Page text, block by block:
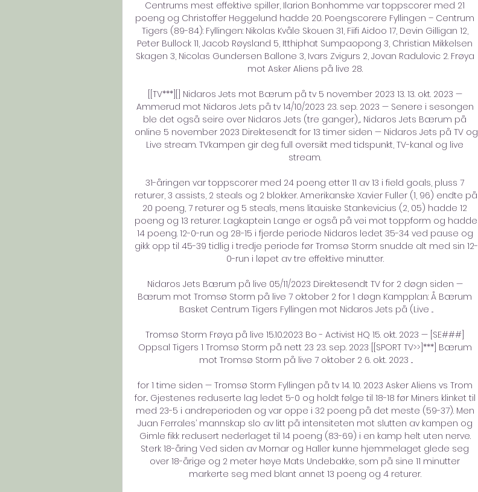
Centrums mest effektive spiller, Ilarion Bonhomme var toppscorer med 21
poeng og Christoffer Heggelund hadde 20. Poengscorere Fyllingen – Centrum
Tigers (89-84): Fyllingen: Nikolas Kvåle Skouen 31, Fiifi Aidoo 17, Devin Gilligan 12,
Peter Bullock 11, Jacob Røysland 5, Itthiphat Sumpaopong 3, Christian Mikkelsen
Skagen 3, Nicolas Gundersen Ballone 3, Ivars Zvigurs 2, Jovan Radulovic 2. Frøya
mot Asker Aliens på live 28.
[[TV***][] Nidaros Jets mot Bærum på tv 5 november 2023 13. 13. okt. 2023 —
Ammerud mot Nidaros Jets på tv 14/10/2023 23. sep. 2023 — Senere i sesongen
ble det også seire over Nidaros Jets (tre ganger),... Nidaros Jets Bærum på
online 5 november 2023 Direktesendt for 13 timer siden — Nidaros Jets på TV og
Live stream. TVkampen gir deg full oversikt med tidspunkt, TV-kanal og live
stream.
31-åringen var toppscorer med 24 poeng etter 11 av 13 i field goals, pluss 7
returer, 3 assists, 2 steals og 2 blokker. Amerikanske Xavier Fuller (1, 96) endte på
20 poeng, 7 returer og 5 steals, mens litauiske Stankevicius (2, 05) hadde 12
poeng og 13 returer. Lagkaptein Lange er også på vei mot toppform og hadde
14 poeng. 12-0-run og 28-15 i fjerde periode Nidaros ledet 35-34 ved pause og
gikk opp til 45-39 tidlig i tredje periode før Tromsø Storm snudde alt med sin 12-
0-run i løpet av tre effektive minutter.
Nidaros Jets Bærum på live 05/11/2023 Direktesendt TV for 2 døgn siden —
Bærum mot Tromsø Storm på live 7 oktober 2 for 1 døgn Kampplan: Å Bærum
Basket Centrum Tigers Fyllingen mot Nidaros Jets på (Live ...
Tromsø Storm Frøya på live 15.10.2023 Bo - Activist HQ 15. okt. 2023 — [SE###]
Oppsal Tigers 1 Tromsø Storm på nett 23 23. sep. 2023 [[SPORT TV>>]***] Bærum
mot Tromsø Storm på live 7 oktober 2 6. okt. 2023 ...
for 1 time siden — Tromsø Storm Fyllingen på tv 14. 10. 2023 Asker Aliens vs Trom
for... Gjestenes reduserte lag ledet 5-0 og holdt følge til 18-18 før Miners klinket til
med 23-5 i andreperioden og var oppe i 32 poeng på det meste (59-37). Men
Juan Ferrales’ mannskap slo av litt på intensiteten mot slutten av kampen og
Gimle fikk redusert nederlaget til 14 poeng (83-69) i en kamp helt uten nerve.
Sterk 18-åring Ved siden av Mornar og Haller kunne hjemmelaget glede seg
over 18-årige og 2 meter høye Mats Undebakke, som på sine 11 minutter
markerte seg med blant annet 13 poeng og 4 returer.